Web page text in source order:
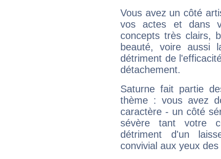
Vous avez un côté
vos actes et dans
concepts très clairs,
beauté, voire aussi
détriment de
détachement.
Saturne fait partie
thème : vous avez
caractère - un côté
sévère tant votre
détriment d'un
convivial aux yeux